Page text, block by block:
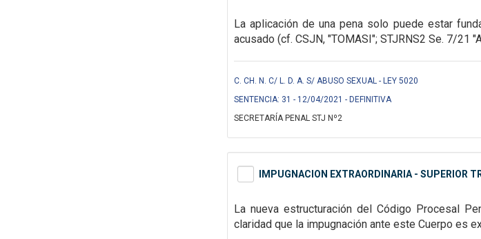
La aplicaciónde una pena solo puede estar
acusado (cf. CSJN, "TOMASI"; STJRNS2 Se. 7/21
C. CH. N. C/ L. D. A. S/ ABUSO SEXUAL - LEY 5020
SENTENCIA: 31 - 12/04/2021 - DEFINITIVA
SECRETARÍA PENAL STJ Nº2
IMPUGNACION EXTRAORDINARIA - SUPERIOR
La nueva estructuración del Código Procesal
claridad que la impugnación ante este Cuerpo es